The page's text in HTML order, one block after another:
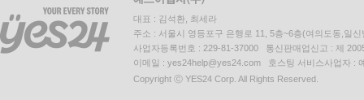
대표 : 김석환, 최세라
주소 : 서울시 영등포구 은행로 11, 5층~6층(여의도동,일신
사업자등록번호 : 229-81-37000 통신판매업신고 : 제
이메일 : yes24help@yes24.com 호스팅 서비스사업자 :
Copyright ⓒ YES24 Corp. All Rights Reserved.